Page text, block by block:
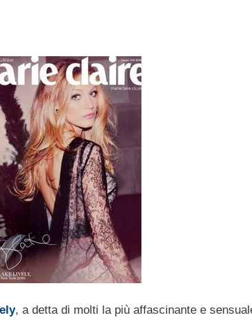
, a detta di molti la più affascinante e